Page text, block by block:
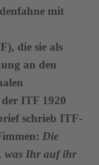
mit
die sie als
an den
ITF 1920
schrieb ITF-
Die
was Ihr auf ihr